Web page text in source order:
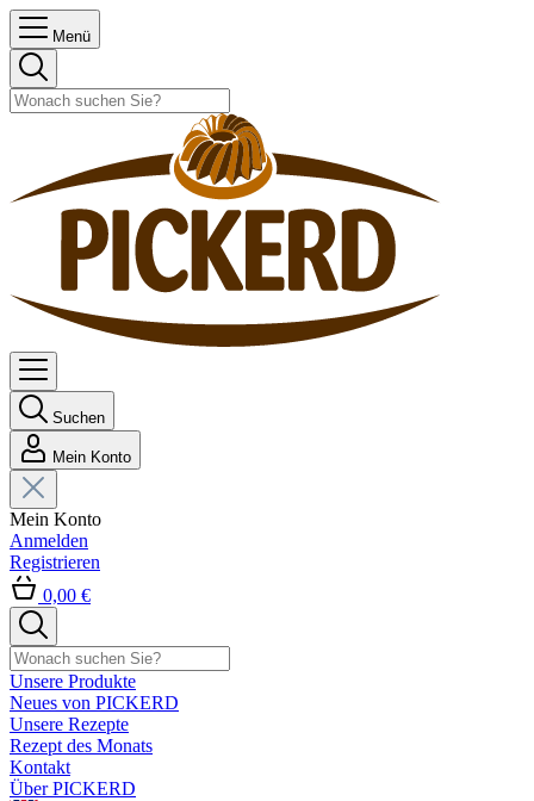
Menü
Suchen
Mein Konto
Mein Konto
Anmelden
Registrieren
0,00 €
Unsere Produkte
Neues von PICKERD
Unsere Rezepte
Rezept des Monats
Kontakt
Über PICKERD